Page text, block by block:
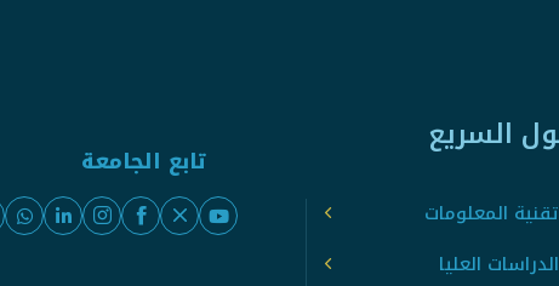
السريع
المعلومات
العليا
تابع الجامعة